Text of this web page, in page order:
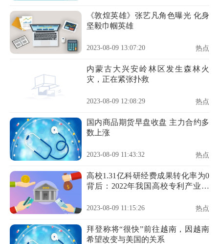
《敦煌英雄》张艺凡角色曝光 化身
坚毅巾帼英雄
2023-08-09 13:07:20 热点
内蒙古大兴安岭林区发生森林火
灾，正在紧张扑救
2023-08-09 12:08:29 热点
国内商品期货早盘收盘 主力合约多
数上涨
2023-08-09 11:43:32 热点
高校1.31亿科研经费成果转化率为0
背后：2022年我国高校专利产业化
2023-08-09 11:15:26 热点
拜登称将“很快”前往越南，因越南
希望改变与美国的关系